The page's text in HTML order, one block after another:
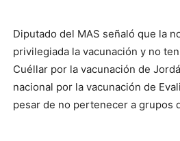
Diputado del MAS señaló que la
privilegiada la vacunación y no
Cuéllar por la vacunación de
nacional por la vacunación de
pesar de no pertenecer a grupos